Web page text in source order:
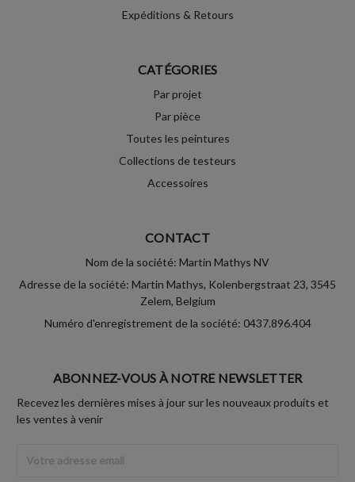
Expéditions & Retours
CATÉGORIES
Par projet
Par pièce
Toutes les peintures
Collections de testeurs
Accessoires
CONTACT
Nom de la société: Martin Mathys NV
Adresse de la société: Martin Mathys, Kolenbergstraat 23, 3545
Zelem, Belgium
Numéro d'enregistrement de la société: 0437.896.404
ABONNEZ-VOUS À NOTRE NEWSLETTER
Recevez les dernières mises à jour sur les nouveaux produits et
les ventes à venir
Email